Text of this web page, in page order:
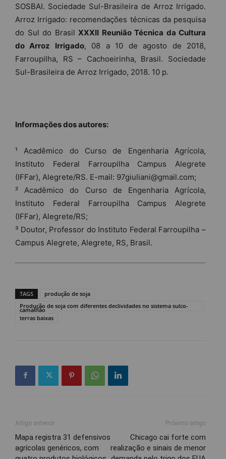
SOSBAI. Sociedade Sul-Brasileira de Arroz Irrigado.
Arroz Irrigado: recomendações técnicas da pesquisa
do Sul do Brasil XXXII Reunião Técnica da Cultura
do Arroz Irrigado, 08 a 10 de agosto de 2018,
Farroupilha, RS – Cachoeirinha, Brasil. Sociedade
Sul-Brasileira de Arroz Irrigado, 2018. 10 p.
Informações dos autores:
¹ Acadêmico do Curso de Engenharia Agrícola,
Instituto Federal Farroupilha Campus Alegrete
(IFFar), Alegrete/RS. E-mail: 97giuliani@gmail.com;
² Acadêmico do Curso de Engenharia Agrícola,
Instituto Federal Farroupilha Campus Alegrete
(IFFar), Alegrete/RS;
³ Doutor, Professor do Instituto Federal Farroupilha –
Campus Alegrete, Alegrete, RS, Brasil.
TAGS
produção de soja
Produção de soja com diferentes declividades no sistema sulco-
camalhão
terras baixas
Artigo anterior
Mapa registra 31 defensivos
agrícolas genéricos, com
Próximo artigo
Chicago cai forte com
realização e sinais de menor